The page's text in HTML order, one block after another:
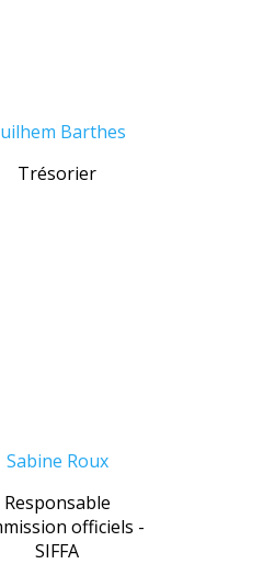
Barthes
Trésorier
Sabine Roux
Responsable
officiels -
SIFFA